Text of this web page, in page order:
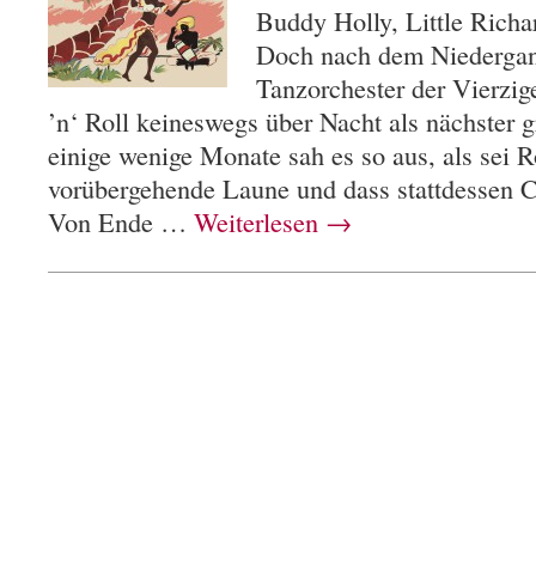
Buddy Holly, Little
Doch nach dem
Tanzorchester der
’n‘ Roll keineswegs über Nacht als nächster
einige wenige Monate sah es so aus, als sei
vorübergehende Laune und dass stattdessen
Von Ende … Weiterlesen →